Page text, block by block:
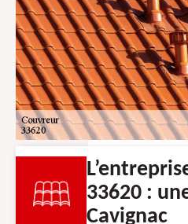
33620 :
Cavignac